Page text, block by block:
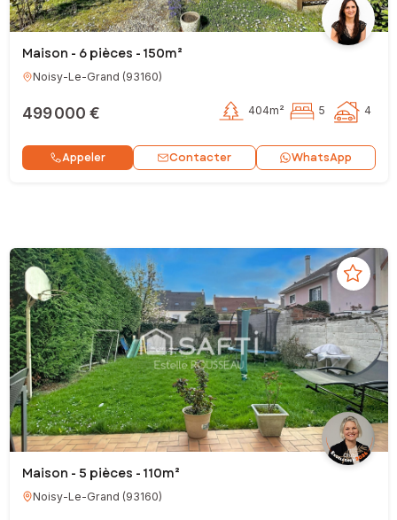
Maison - 6 pièces - 150m²
Noisy-Le-Grand (93160)
499 000 € 404m² 5 4
Appeler Contacter WhatsApp
Maison - 5 pièces - 110m²
Noisy-Le-Grand (93160)